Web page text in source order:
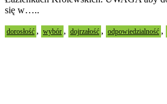
się w…..
dorosłość , wybór , dojrzałość , odpowiedzialność ,